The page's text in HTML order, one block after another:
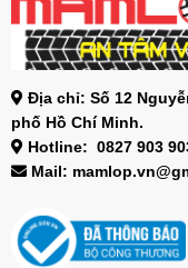
Địa chỉ: Số 12
phố Hồ Chí Minh.
Hotline: 0827 903
Mail: